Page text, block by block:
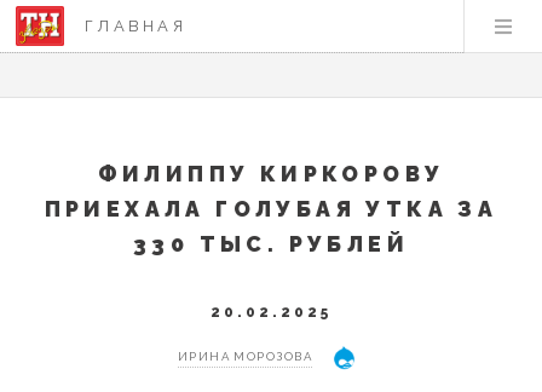
ГЛАВНАЯ
ФИЛИППУ КИРКОРОВУ
ПРИЕХАЛА ГОЛУБАЯ УТКА ЗА
330 ТЫС. РУБЛЕЙ
20.02.2025
ИРИНА МОРОЗОВА